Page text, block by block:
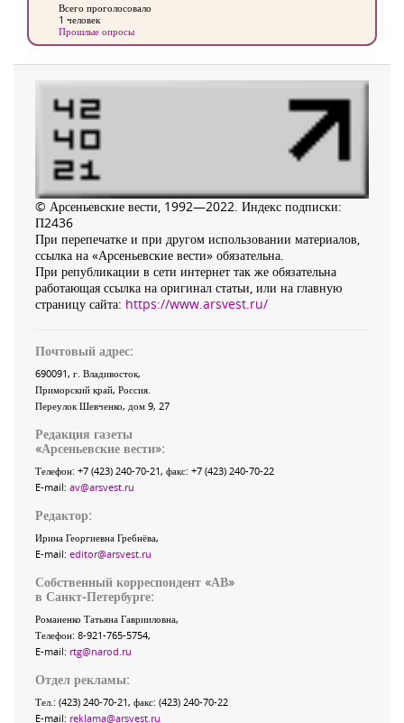
Всего проголосовало
1 человек
Прошлые опросы
© Арсеньевские вести, 1992—2022. Индекс подписки:
П2436
При перепечатке и при другом использовании материалов,
ссылка на «Арсеньевские вести» обязательна.
При републикации в сети интернет так же обязательна
работающая ссылка на оригинал статьи, или на главную
страницу сайта: https://www.arsvest.ru/
Почтовый адрес:
690091, г. Владивосток,
Приморский край, Россия
Переулок Шевченко, дом 9, 27
Редакция газеты
«Арсеньевские вести»:
Телефон: +7 (423) 240-70-21, факс: +7 (423) 240-70-22
E-mail: av@arsvest.ru
Редактор:
Ирина Георгиевна Гребнёва,
E-mail: editor@arsvest.ru
Собственный корреспондент «АВ»
в Санкт-Петербурге:
Романенко Татьяна Гаврииловна,
Телефон: 8-921-765-5754,
E-mail: rtg@narod.ru
Отдел рекламы:
Тел.: (423) 240-70-21, факс: (423) 240-70-22
E-mail: reklama@arsvest.ru